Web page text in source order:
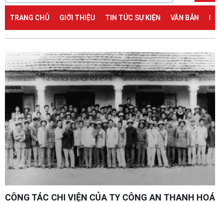
TRANG CHỦ GIỚI THIỆU TIN TỨC SỰ KIỆN VĂN BẢN
Khai giảng lớp bồi dưỡng kiến thức bảo đảm an ninh,